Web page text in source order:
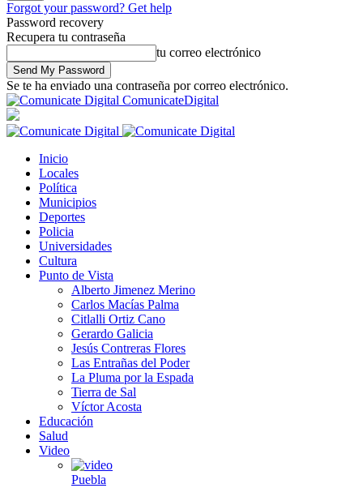
Forgot your password? Get help
Password recovery
Recupera tu contraseña
tu correo electrónico
Se te ha enviado una contraseña por correo electrónico.
ComunicateDigital
Inicio
Locales
Política
Municipios
Deportes
Policia
Universidades
Cultura
Punto de Vista
Alberto Jimenez Merino
Carlos Macías Palma
Citlalli Ortiz Cano
Gerardo Galicia
Jesús Contreras Flores
Las Entrañas del Poder
La Pluma por la Espada
Tierra de Sal
Víctor Acosta
Educación
Salud
Video
Puebla